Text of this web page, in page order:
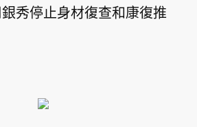
秀停止身材復查和康復推